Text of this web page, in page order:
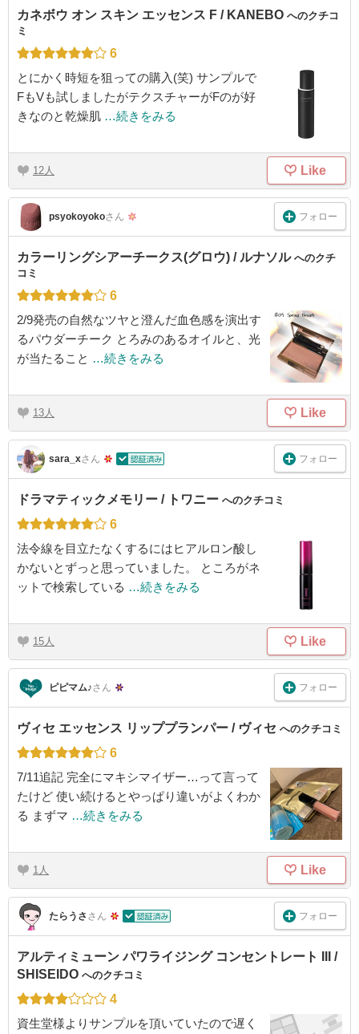
カネボウ オン スキン エッセンス F / KANEBO へのクチコ
ミ
6
とにかく時短を狙っての購入(笑) サンプルで
FもVも試しましたがテクスチャーがFのが好
きなのと乾燥肌 …続きをみる
12 Like
psyokoyokoさん フォロー
カラーリングシアーチークス(グロウ) / ルナソル へのクチ
コミ
6
2/9発売の自然なツヤと澄んだ血色感を演出す
るパウダーチーク とろみのあるオイルと、光
が当たること …続きをみる
13 Like
sara_xさん フォロー
ドラマティックメモリー / トワニー へのクチコミ
6
法令線を目立たなくするにはヒアルロン酸し
かないとずっと思っていました。 ところがネ
ットで検索している …続きをみる
15 Like
ピピマム♪さん フォロー
ヴィセ エッセンス リッププランパー / ヴィセ へのクチコミ
6
7/11追記 完全にマキシマイザー…って言って
たけど 使い続けるとやっぱり違いがよくわか
る まずマ …続きをみる
1 Like
たらうさ さん フォロー
アルティミューン パワライジング コンセントレート III /
SHISEIDO へのクチコミ
4
資生堂様よりサンプルを頂いていたので遅く